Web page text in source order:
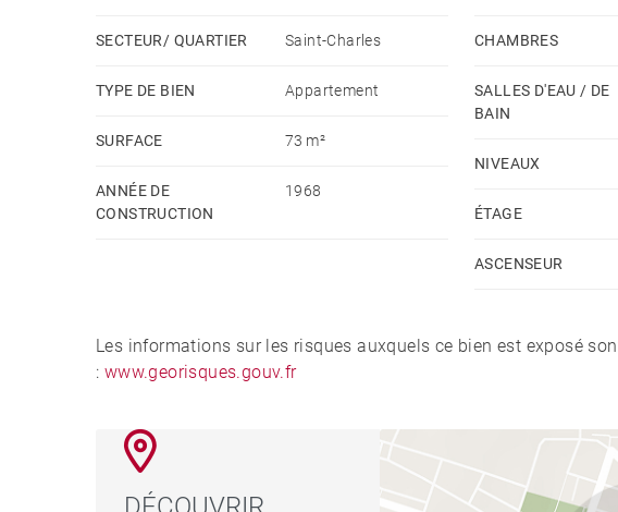
SECTEUR/ QUARTIER Saint-Charles
TYPE DE BIEN Appartement
SURFACE 73 m²
ANNÉE DE
CONSTRUCTION
1968
CHAMBRES
SALLES D'EAU / DE
BAIN
NIVEAUX
ÉTAGE
ASCENSEUR
Les informations sur les risques auxquels ce bien est exposé
: www.georisques.gouv.fr